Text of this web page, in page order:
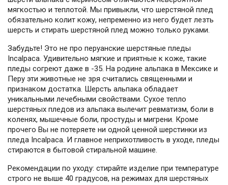
мягкостью и теплотой. Мы привыкли, что шерстяной плед
обязательно колит кожу, непременно из него будет лезть
шерсть и стирать шерстяной плед можно только руками.
Забудьте! Это не про перуанские шерстяные пледы
Incalpaca. Удивительно мягкие и приятные к коже, такие
пледы согреют даже в -35. На родине альпака в Мексике и
Перу эти животные не зря считались священными и
признаком достатка. Шерсть альпака обладает
уникальными лечебными свойствами. Сухое тепло
шерстяных пледов из альпака вылечит ревматизм, боли в
коленях, мышечные боли, простуды и мигрени. Кроме
прочего Вы не потеряете ни одной ценной шерстинки из
пледа Incalpaca. И главное неприхотливость в уходе, пледы
стираются в бытовой стиральной машине.
Рекомендации по уходу: стирайте изделие при температуре
строго не выше 40 градусов, на режимах для шерстяных